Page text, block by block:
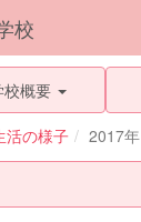
校
校概要
活の様子 2017年